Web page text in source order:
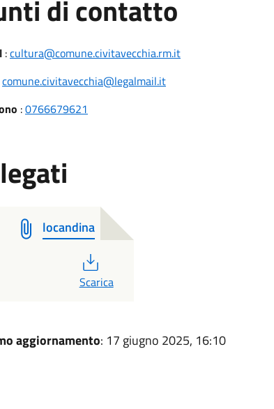
di contatto
:cultura@comune.civitavecchia.rm.it
comune.civitavecchia@legalmail.it
:0766679621
locandina
PDF
Scarica
aggiornamento: 17 giugno 2025, 16:10